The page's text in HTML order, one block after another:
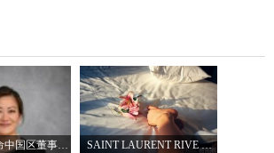
杜拉维特任命中国区董事总经理杨琛女士 SAINT LAURENT RIVE DROITE圣罗兰北京右岸精品店